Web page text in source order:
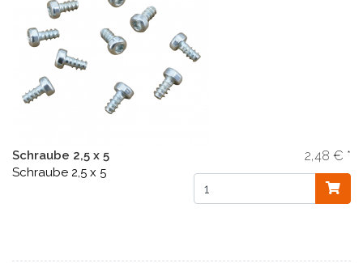
Schraube 2,5 x 5
Schraube 2,5 x 5
2,48 € *